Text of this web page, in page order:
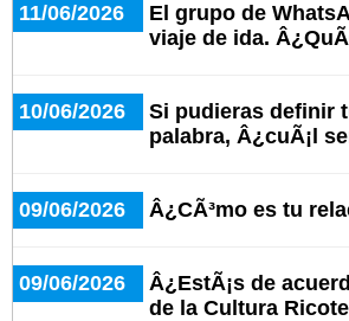
11/06/2026
El grupo de
viaje de ida.
10/06/2026
Si pudieras definir
palabra, Â¿cuÃ¡l
09/06/2026 Â¿CÃ³mo es tu
09/06/2026
Â¿EstÃ¡s de
de la Cultura